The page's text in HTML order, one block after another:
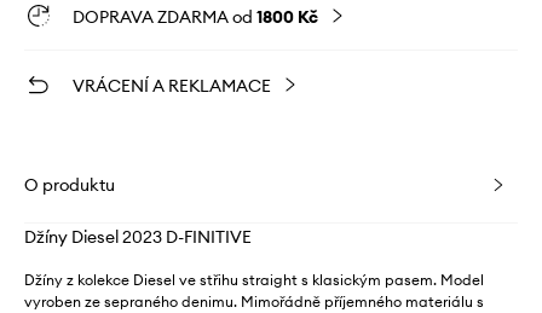
DOPRAVA ZDARMA od 1800 Kč
VRÁCENÍ A REKLAMACE
O produktu
Džíny Diesel 2023 D-FINITIVE
Džíny z kolekce Diesel ve střihu straight s klasickým pasem. Model
vyroben ze sepraného denimu. Mimořádně příjemného materiálu s